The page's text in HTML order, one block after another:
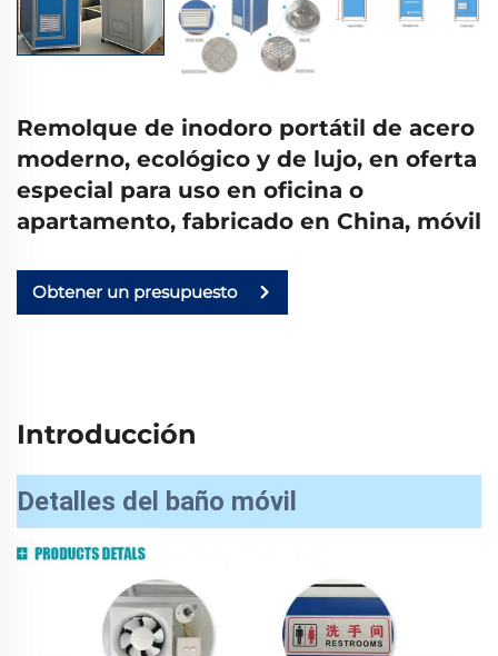
Remolque de inodoro portátil de acero
moderno, ecológico y de lujo, en oferta
especial para uso en oficina o
apartamento, fabricado en China, móvil
Obtener un presupuesto
Introducción
Detalles del baño móvil